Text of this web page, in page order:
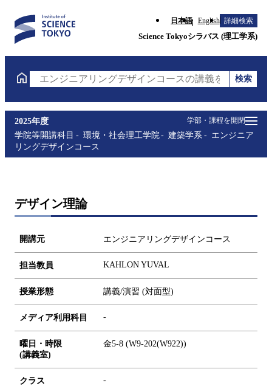
日本語 English 詳細検索
Science Tokyoシラバス (理工学系)
エンジニアリングデザインコースの講義を検索（講
検索
学部・課程を開閉
2025年度
学院等開講科目
環境・社会理工学院 建築学系
エンジニア
リングデザインコース
デザイン理論
開講元 エンジニアリングデザインコース
担当教員 KAHLON YUVAL
授業形態 講義/演習 (対面型)
メディア利用科目 -
曜日・時限
(講義室)
金5-8 (W9-202(W922))
クラス -